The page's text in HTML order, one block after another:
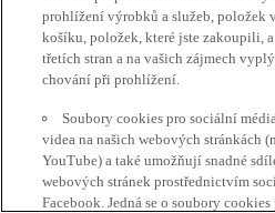
prohlížení výrobků a služeb, položek
košíku, položek, které jste zakoupili,
třetích stran a na vašich zájmech
chování při prohlížení.
Soubory cookies pro sociální
videa na našich webových stránkách
YouTube) a také umožňují snadné
webových stránek prostřednictvím
Facebook. Jedná se o soubory